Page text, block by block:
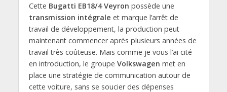
Cette Bugatti EB18/4 Veyron possède une
transmission intégrale et marque l’arrêt de
travail de développement, la production peut
maintenant commencer après plusieurs années de
travail très coûteuse. Mais comme je vous l’ai cité
en introduction, le groupe Volkswagen met en
place une stratégie de communication autour de
cette voiture, sans se soucier des dépenses